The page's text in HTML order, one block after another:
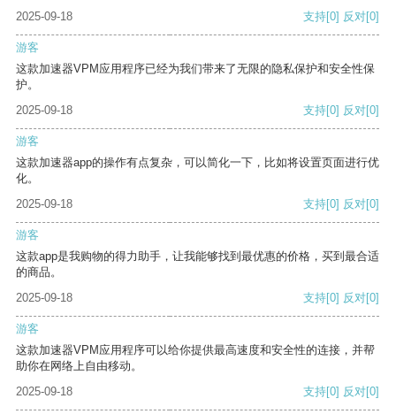
2025-09-18 支持[0] 反对[0]
游客
这款加速器VPM应用程序已经为我们带来了无限的隐私保护和安全性保
护。
2025-09-18
支持[0] 反对[0]
游客
这款加速器app的操作有点复杂，可以简化一下，比如将设置页面进行优
化。
2025-09-18
支持[0] 反对[0]
游客
这款app是我购物的得力助手，让我能够找到最优惠的价格，买到最合适
的商品。
2025-09-18
支持[0] 反对[0]
游客
这款加速器VPM应用程序可以给你提供最高速度和安全性的连接，并帮
助你在网络上自由移动。
2025-09-18
支持[0] 反对[0]